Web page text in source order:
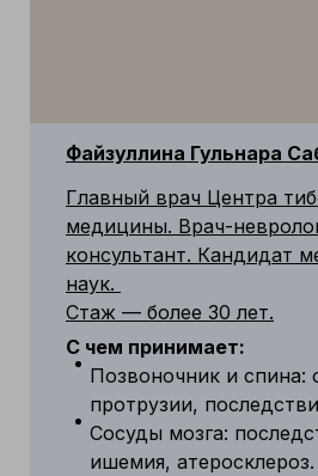
Файзуллина Гульнара
Главный врач Центра
медицины. Врач-
консультант. Кандидат
наук.
Стаж — более 30 лет.
С чем принимает:
Позвоночник и спина:
протрузии,
Сосуды мозга:
ишемия, атеросклероз.